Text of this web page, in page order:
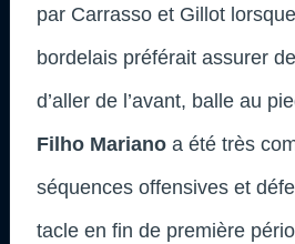
par Carrasso et Gillot
bordelais préférait assurer
d’aller de l’avant, balle au
Filho Mariano a été très
séquences offensives et
tacle en fin de première